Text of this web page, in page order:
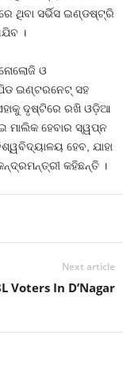
ଥିବା ସର୍ଭିସ ଇଣ୍ଡଷ୍ଟ୍ରି
।
ଓ
ଇଣ୍ଟରନେଟ୍ ସହ
ଦୃଷ୍ଟିରେ ରଖି ଓଡ଼ିଆ
ମାଲିକ ହେବାର ସ୍ୱପ୍ନ
ହେବ, ଯାହା
କହିଛନ୍ତି ।
Next article
Voters In D’Nagar